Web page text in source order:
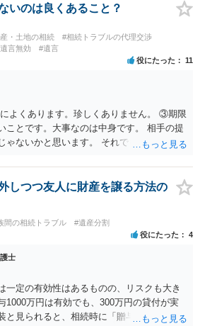
解を与えるような回答でした。失礼しまし
いうのがオーソドックスなものですが、ご
ろに行って、特別受益となりそうな贈与に
な文言についてご相談してみてはいかがで
いのは良くあること？
・土地の相続
#相続トラブルの代理交渉
言無効 #遺言
役にたった 11
よくあります。珍しくありません。 ③期限
ことです。大事なのは中身です。 相手の提
ゃないかと思います。 それでもあなた有利
しつつ友人に財産を譲る方法の
間の相続トラブル #遺産分割
役にたった 4
士
一定の有効性はあるものの、リスクも大き
1000万円は有効でも、300万円の貸付が実
と見られると、相続時に「贈与」と評価さ